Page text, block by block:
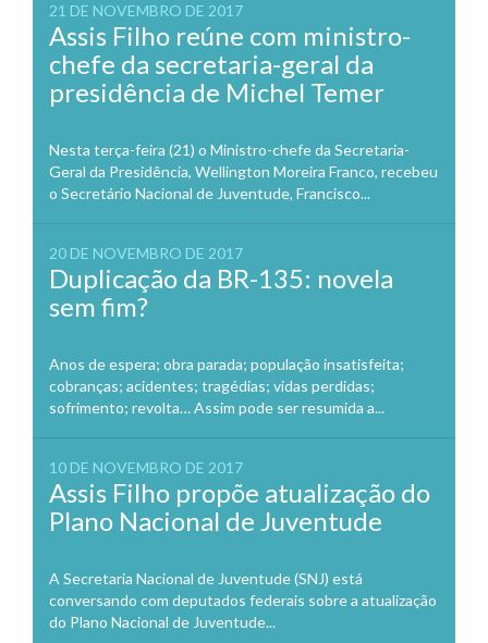
21 DE NOVEMBRO DE 2017
Assis Filho reúne com ministro-
chefe da secretaria-geral da
presidência de Michel Temer
Nesta terça-feira (21) o Ministro-chefe da Secretaria-
Geral da Presidência, Wellington Moreira Franco, recebeu
o Secretário Nacional de Juventude, Francisco...
20 DE NOVEMBRO DE 2017
Duplicação da BR-135: novela
sem fim?
Anos de espera; obra parada; população insatisfeita;
cobranças; acidentes; tragédias; vidas perdidas;
sofrimento; revolta… Assim pode ser resumida a...
10 DE NOVEMBRO DE 2017
Assis Filho propõe atualização do
Plano Nacional de Juventude
A Secretaria Nacional de Juventude (SNJ) está
conversando com deputados federais sobre a atualização
do Plano Nacional de Juventude...